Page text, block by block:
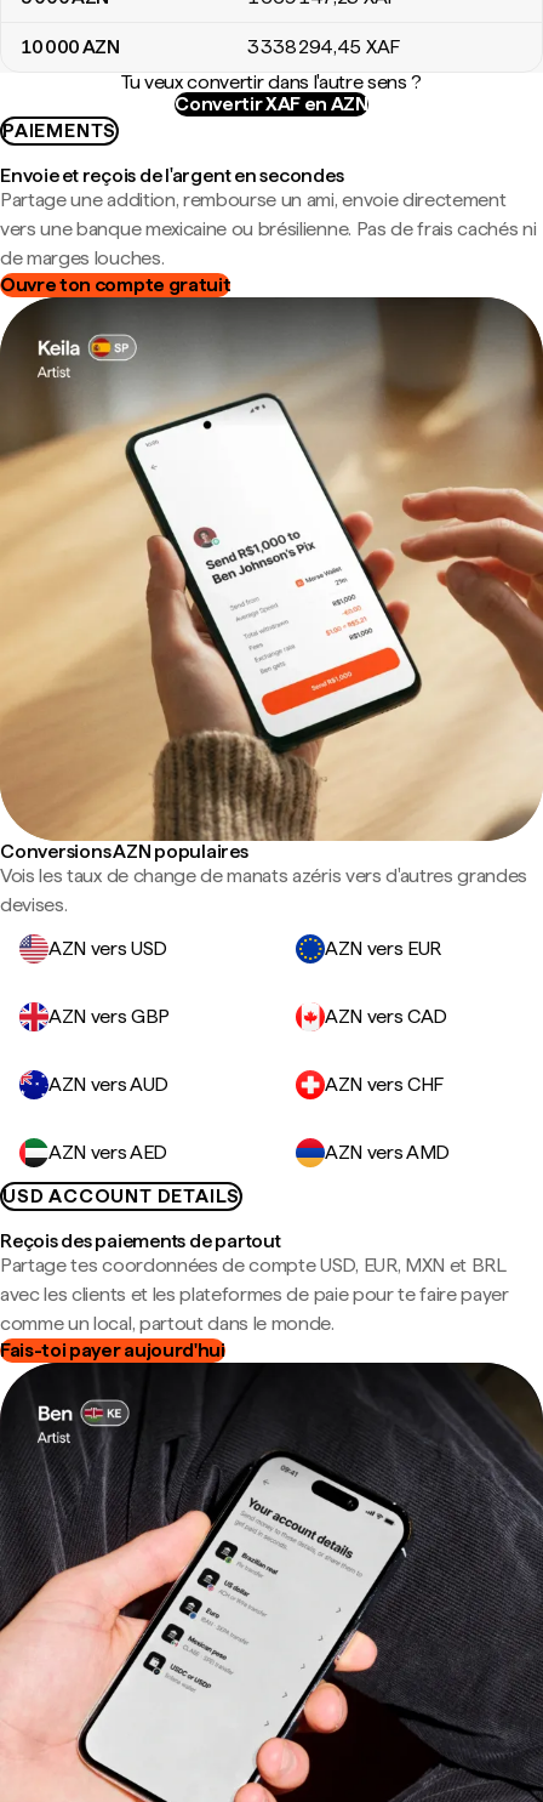
10 000AZN 3 338 294,45 XAF
Tu veux convertir dans l'autre sens ?
Convertir XAF en AZN
PAIEMENTS
Envoie et reçois de l'argent en secondes
Partage une addition, rembourse un ami, envoie directement
vers une banque mexicaine ou brésilienne. Pas de frais cachés ni
de marges louches.
Ouvre ton compte gratuit
Conversions AZN populaires
Vois les taux de change de manats azéris vers d'autres grandes
devises.
AZN vers USD
AZN vers EUR
AZN vers GBP AZN vers CAD
AZN vers AUD AZN vers CHF
AZN vers AED
AZN vers AMD
USD ACCOUNT DETAILS
Reçois des paiements de partout
Partage tes coordonnées de compte USD, EUR, MXN et BRL
avec les clients et les plateformes de paie pour te faire payer
comme un local, partout dans le monde.
Fais-toi payer aujourd'hui